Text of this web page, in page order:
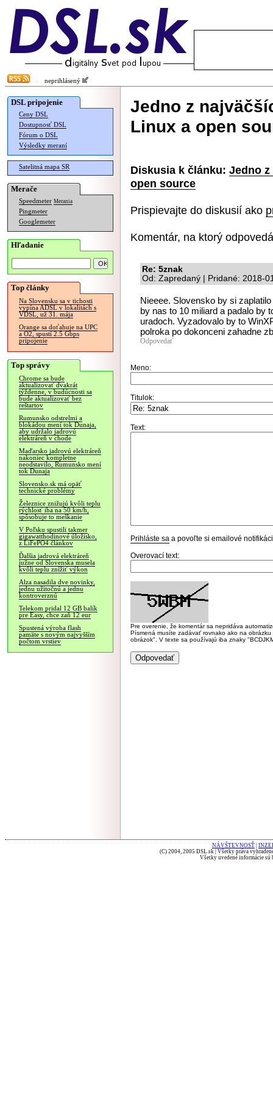
neprihlásený
DSL pripojenie
Ceny DSL
Dostupnosť DSL
Fórum o DSL
Výsledky meraní
Satelitná mapa SR
Merače
Speedmeter Merania
Pingmeter
Googlemeter
Hľadanie
Top články
Na Slovensku sa v tichosti
vypína ADSL v lokalitách s
VDSL, už 31. mája
Orange sa doťahuje na UPC
a O2, spustí 2.5 Gbps
pripojenie
Top správy
Chrome sa bude
aktualizovať dvakrát
týždenne, v budúcnosti sa
bude aktualizovať bez
reštartov
Rumunsko odstrelmi a
blokádou mení tok Dunaja,
aby udržalo jadrovú
elektráreň v chode
Maďarsko jadrovú elektráreň
nakoniec kompletne
neodstavilo, Rumunsko mení
tok Dunaja
Slovensko.sk má opäť
technické problémy
Železnice znižujú kvôli teplu
rýchlosť iba na 50 km/h,
spôsobuje to meškanie
V Poľsku spustili takmer
gigawatthodinové úložisko,
z LiFePO4 článkov
Ďalšia jadrová elektráreň
južne od Slovenska musela
kvôli teplu znížiť výkon
Alza nasadila dve novinky,
jednu užitočnú a jednu
kontroverznú
Telekom pridal 12 GB balík
pre Easy, chce zaň 12 eur
Spustená výroba flash
pamäte s novým najvyšším
počtom vrstiev
Jedno z
Linux a open
Diskusia k článku: Jedno
open source
Prispievajte do diskusií ako
Komentár, na ktorý
Re: 5znak
Od: Zapredaný | Pridané: 2018-
Nieeee. Slovensko by si
by nas to 10 miliard a padalo by
uradoch. Vyzadovalo by to
polroka po dokonceni zahadne
Odpovedať
Meno:
Titulok:
Text:
Prihláste sa a povoľte si emailové
Overovací text:
Pre overenie, že komentár sa nepridáva
Písmená musíte zadávať rovnako ako na
obrázok". V texte sa používajú iba znaky
NÁVŠTEVNOSŤ
(C) 2004, 2005 DSL.sk | Všetky práva
Všetky uvedené informácie sú